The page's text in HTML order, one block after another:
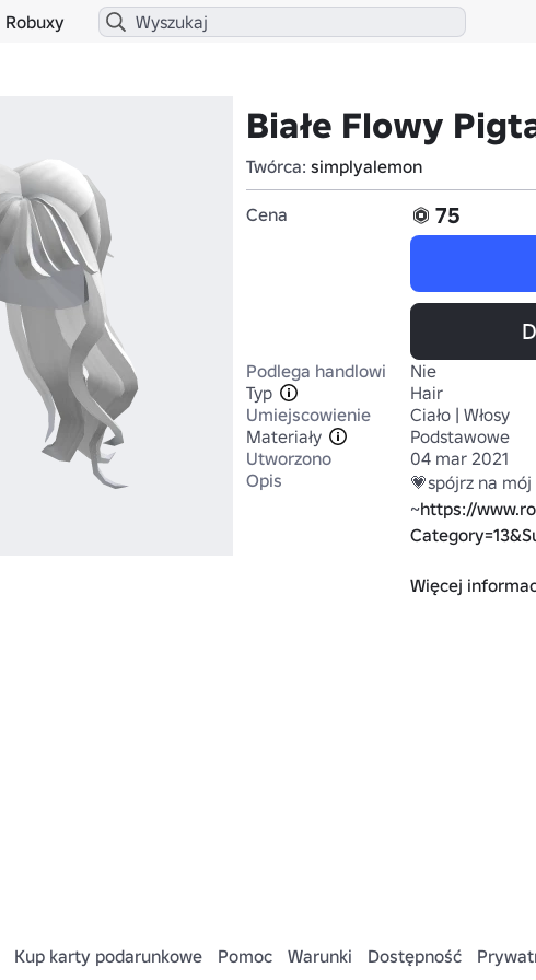
Robuxy
Białe Flowy
Twórca: simplyalemon
Cena
75
Podlega handlowi
Nie
Typ
Hair
Umiejscowienie
Ciało | Włosy
Materiały
Podstawowe
Utworzono
04 mar 2021
Opis
💗spójrz na
~https://
🍋Dołącz do
Więcej
Kup karty podarunkowe Pomoc Warunki Dostępność